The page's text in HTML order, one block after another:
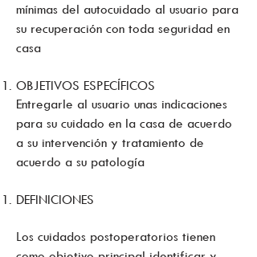
mínimas del autocuidado al usuario para
su recuperación con toda seguridad en
casa
OBJETIVOS ESPECÍFICOS
Entregarle al usuario unas indicaciones
para su cuidado en la casa de acuerdo
a su intervención y tratamiento de
acuerdo a su patología
DEFINICIONES
Los cuidados postoperatorios tienen